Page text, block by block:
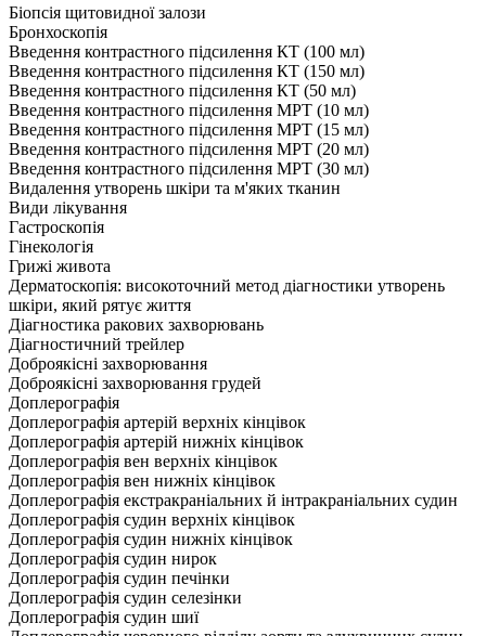
Біопсія щитовидної залози
Бронхоскопія
Введення контрастного підсилення КТ (100 мл)
Введення контрастного підсилення КТ (150 мл)
Введення контрастного підсилення КТ (50 мл)
Введення контрастного підсилення МРТ (10 мл)
Введення контрастного підсилення МРТ (15 мл)
Введення контрастного підсилення МРТ (20 мл)
Введення контрастного підсилення МРТ (30 мл)
Видалення утворень шкіри та м'яких тканин
Види лікування
Гастроскопія
Гінекологія
Грижі живота
Дерматоскопія: високоточний метод діагностики утворень
шкіри, який рятує життя
Діагностика ракових захворювань
Діагностичний трейлер
Доброякісні захворювання
Доброякісні захворювання грудей
Доплерографія
Доплерографія артерій верхніх кінцівок
Доплерографія артерій нижніх кінцівок
Доплерографія вен верхніх кінцівок
Доплерографія вен нижніх кінцівок
Доплерографія екстракраніальних й інтракраніальних судин
Доплерографія судин верхніх кінцівок
Доплерографія судин нижніх кінцівок
Доплерографія судин нирок
Доплерографія судин печінки
Доплерографія судин селезінки
Доплерографія судин шиї